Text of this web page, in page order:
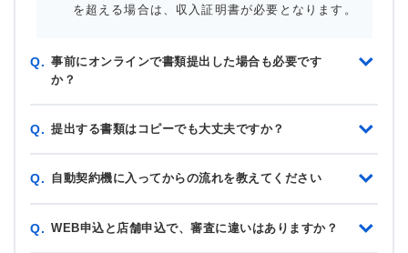
を超える場合は、収入証明書が必要となります。
Q. 事前にオンラインで書類提出した場合も必要です
か？
Q. 提出する書類はコピーでも大丈夫ですか？
Q. 自動契約機に入ってからの流れを教えてください
Q. WEB申込と店舗申込で、審査に違いはありますか？